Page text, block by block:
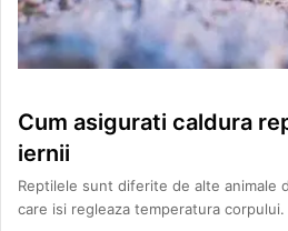
Cum asigurati caldura
iernii
Reptilele sunt diferite de alte animale
care isi regleaza temperatura